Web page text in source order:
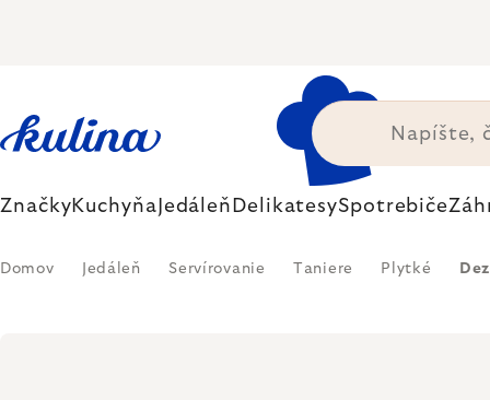
ZnačkyKuchyňa Jedáleň DelikatesySpotrebiče
Domov Jedáleň Servírovanie Taniere Plytké